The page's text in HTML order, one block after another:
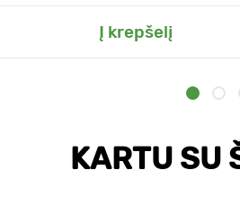
Į krepšelį
KARTU SU